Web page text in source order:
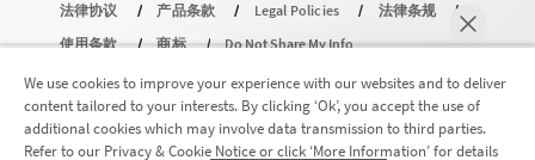
法律协议 产品条款 Legal Policies
法律条规
使用条款
商标
Do Not Share My Info
版权所有 © 1993-2026 QlikTech International AB。保留所有权利。
We use cookies to improve your experience with our websites and to deliver
content tailored to your interests. By clicking ‘Ok’, you accept the use of
additional cookies which may involve data transmission to third parties.
Refer to our Privacy & Cookie Notice or click ‘More Information’ for details